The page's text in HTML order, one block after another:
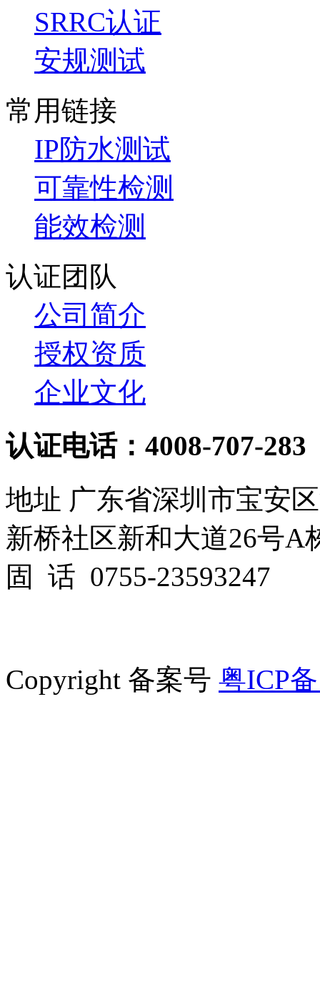
SRRC认证
安规测试
常用链接
IP防水测试
可靠性检测
能效检测
认证团队
公司简介
授权资质
企业文化
认证电话：4008-707-283
地址 广东省深圳市宝安
新桥社区新和大道26号A
固 话 0755-23593247
Copyright 备案号 粤ICP